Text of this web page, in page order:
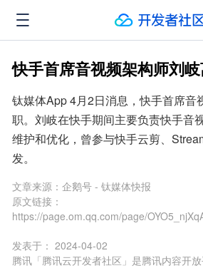
快手首席音视频架构师刘
钛媒体App 4月2日消息，快手首席音
职。刘岐在快手期间主要负责快手音
维护和优化，曾参与快手云剪、
发。
文章来源： 企鹅号 - 钛媒体快报
原文链接：
https://page.om.qq.com/page/
发表于： 2024-04-02
腾讯「腾讯云开发者社区」是腾讯内容开